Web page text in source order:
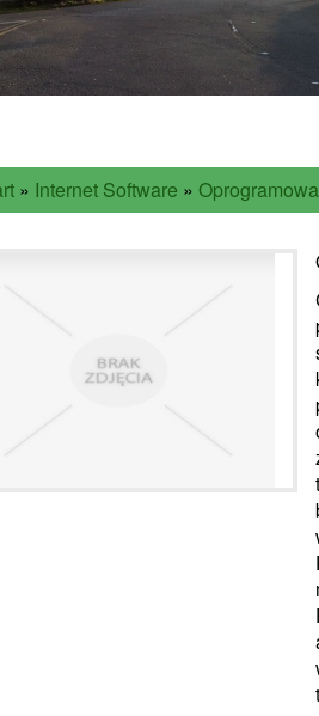
» Internet Software »